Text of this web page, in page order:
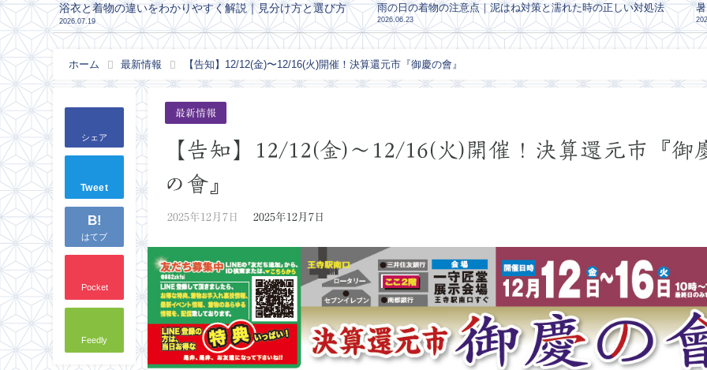
浴衣と着物の違いをわかりやすく解説｜見分け方と選び方
2026.07.19
雨の日の着物の注意点｜泥はね対策と濡れた時の正しい対処法
2026.06.23
ホーム 最新情報 【告知】12/12(金)〜12/16(火)開催！決算還元市『御慶の會』
シェア
Tweet
B!
はてブ
Pocket
Feedly
最新情報
【告知】12/12(金)〜12/16(火)開催！決算還元市『御
の會』
2025年12月7日 2025年12月7日